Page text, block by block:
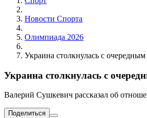
Новости Cпорта
Олимпиада 2026
Украина столкнулась с
Украина столкнулась с
Валерий Сушкевич рассказал об
Поделиться